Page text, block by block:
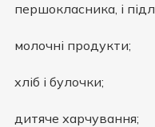
першокласника, і
молочні продукти;
хліб і булочки;
дитяче харчування;